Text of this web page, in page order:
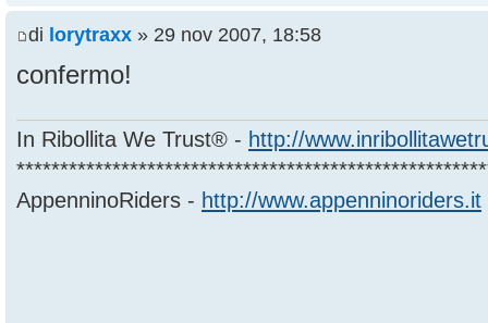
di lorytraxx » 29 nov 2007, 18:58
confermo!
In Ribollita We Trust® - http://
AppenninoRiders - http://www.appenninoriders.it